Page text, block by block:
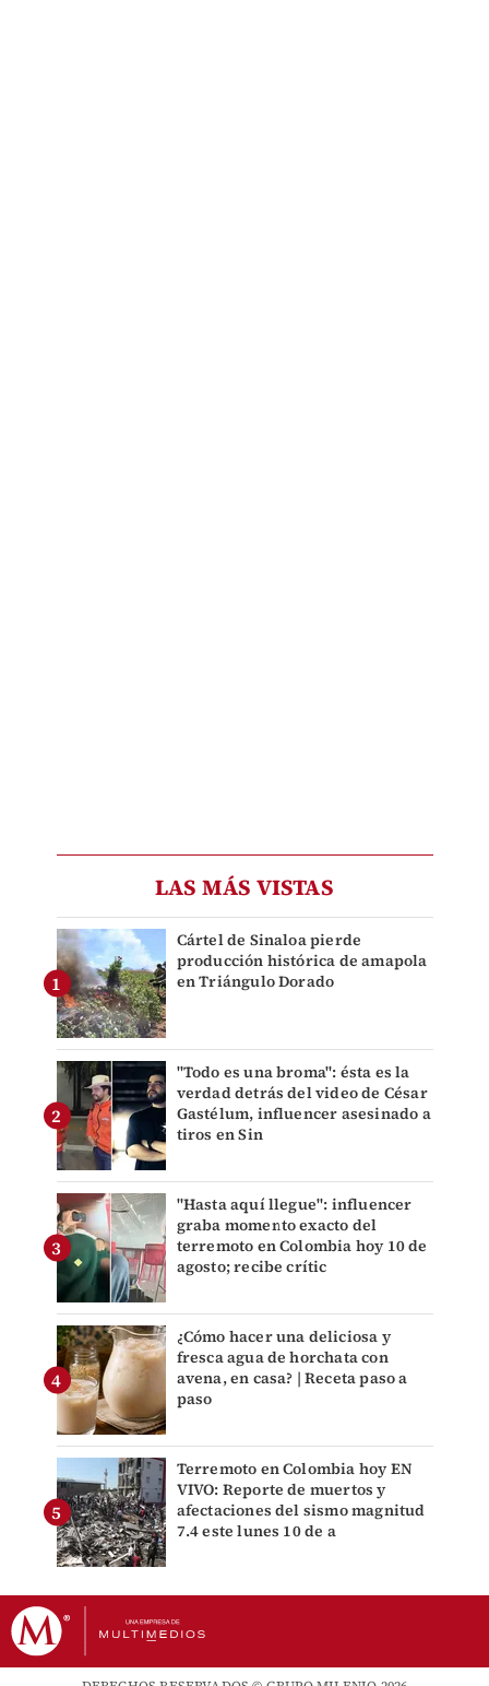
LAS MÁS VISTAS
Cártel de Sinaloa pierde
producción histórica de amapola
en Triángulo Dorado
"Todo es una broma": ésta es la
verdad detrás del video de César
Gastélum, influencer asesinado a
tiros en Sin
"Hasta aquí llegue": influencer
graba momento exacto del
terremoto en Colombia hoy 10 de
agosto; recibe crític
¿Cómo hacer una deliciosa y
fresca agua de horchata con
avena, en casa? | Receta paso a
paso
Terremoto en Colombia hoy EN
VIVO: Reporte de muertos y
afectaciones del sismo magnitud
7.4 este lunes 10 de a